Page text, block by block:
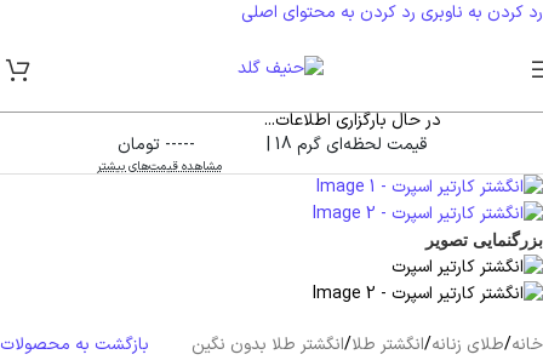
رد کردن به ناوبری رد کردن به محتوای اصلی
در حال بارگزاری اطلاعات...
قیمت لحظه‌ای گرم 18 |
----- تومان
مشاهده قیمت‌های بیشتر
بزرگنمایی تصویر
خانه/طلای زنانه/انگشتر طلا/انگشتر طلا بدون نگین بازگشت به محصولات